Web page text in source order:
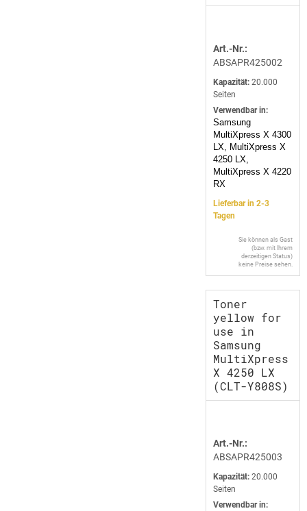
Art.-Nr.:
ABSAPR425002
Kapazität: 20.000
Seiten
Verwendbar in:
Samsung
MultiXpress X 4300
LX, MultiXpress X
4250 LX,
MultiXpress X 4220
RX
Lieferbar in 2-3
Tagen
Sie können als Gast
(bzw. mit Ihrem
derzeitigen Status)
keine Preise sehen.
Toner
yellow for
use in
Samsung
MultiXpress
X 4250 LX
(CLT-Y808S)
Art.-Nr.:
ABSAPR425003
Kapazität: 20.000
Seiten
Verwendbar in: